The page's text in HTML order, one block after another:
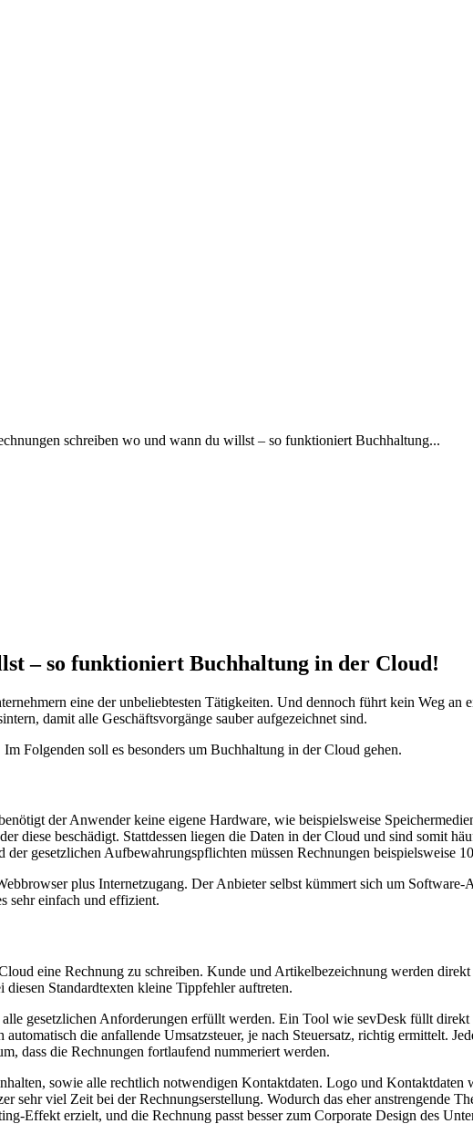
schreiben wo und wann du willst – so funktioniert Buchhaltung...
– so funktioniert Buchhaltung in der Cloud!
eine der unbeliebtesten Tätigkeiten. Und dennoch führt kein Weg
damit alle Geschäftsvorgänge sauber aufgezeichnet sind.
Folgenden soll es besonders um Buchhaltung in der Cloud gehen.
der Anwender keine eigene Hardware, wie beispielsweise
diese beschädigt. Stattdessen liegen die Daten in der Cloud und sind somit
gesetzlichen Aufbewahrungspflichten müssen Rechnungen beispielsweise
plus Internetzugang. Der Anbieter selbst kümmert sich um
sehr einfach und effizient.
eine Rechnung zu schreiben. Kunde und Artikelbezeichnung werden
Standardtexten kleine Tippfehler auftreten.
alle gesetzlichen Anforderungen erfüllt werden. Ein Tool wie sevDesk füllt direkt
die anfallende Umsatzsteuer, je nach Steuersatz, richtig ermittelt.
dass die Rechnungen fortlaufend nummeriert werden.
sowie alle rechtlich notwendigen Kontaktdaten. Logo und Kontaktdaten
sehr viel Zeit bei der Rechnungserstellung. Wodurch das eher anstrengende
Effekt erzielt, und die Rechnung passt besser zum Corporate Design des